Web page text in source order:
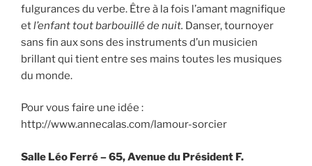
fulgurances du verbe. Être à la fois l’amant magnifique
etl’enfant tout barbouillé de nuit. Danser, tournoyer
sans fin aux sons des instruments d’un musicien
brillant qui tient entre ses mains toutes les musiques
du monde.
Pour vous faire une idée :
http://www.annecalas.com/lamour-sorcier
Salle Léo Ferré – 65, Avenue du Président F.